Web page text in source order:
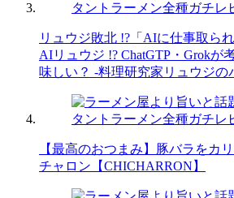
リュウジ敗北 !?「AIに仕事取ら
AIリュウジ !? ChatGTP・Grokが
味しい？ -料理研究家リュウジの
【最高のおつまみ】豚バラをカ
チャロン【CHICHARRON】